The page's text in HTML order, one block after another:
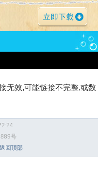
无效,可能链接不完整,或数
号
返回顶部